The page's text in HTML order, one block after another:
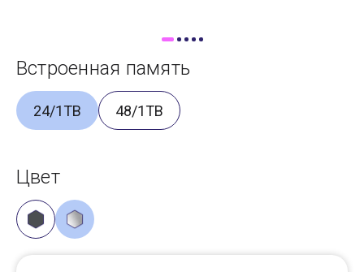
Встроенная память
24/1TB 48/1TB
Цвет